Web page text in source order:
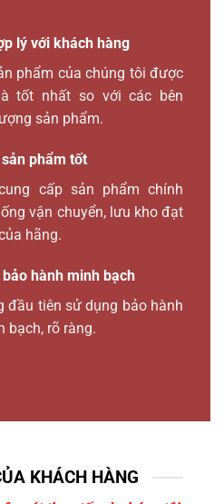
lý với khách hàng
phẩm của chúng tôi được
tốt nhất so với các bên
sản phẩm.
phẩm tốt
cấp sản phẩm chính
vận chuyển, lưu kho đạt
hãng.
hành minh bạch
đầu tiên sử dụng bảo hành
bạch, rõ ràng.
KHÁCH HÀNG